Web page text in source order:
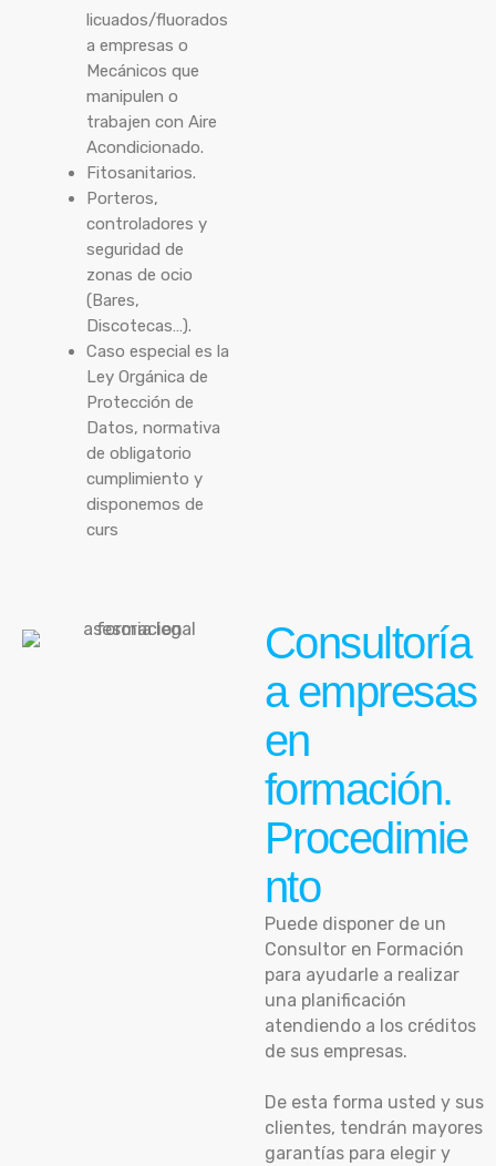
licuados/fluorados
a empresas o
Mecánicos que
manipulen o
trabajen con Aire
Acondicionado.
Fitosanitarios.
Porteros,
controladores y
seguridad de
zonas de ocio
(Bares,
Discotecas…).
Caso especial es la
Ley Orgánica de
Protección de
Datos, normativa
de obligatorio
cumplimiento y
disponemos de
curs
Consultoría
a empresas
en
formación.
Procedimie
nto
Puede disponer de un
Consultor en Formación
para ayudarle a realizar
una planificación
atendiendo a los créditos
de sus empresas.
De esta forma usted y sus
clientes, tendrán mayores
garantías para elegir y